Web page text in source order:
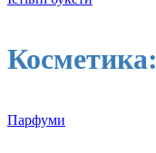
Косметика:
Парфуми